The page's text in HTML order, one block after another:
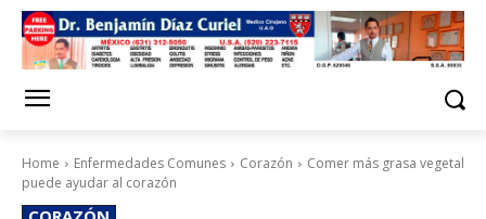
Home Enfermedades Comunes Corazón
Comer más grasa vegetal
puede ayudar al corazón